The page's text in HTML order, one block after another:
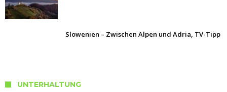
Slowenien – Zwischen Alpen und Adria, TV-Tipp
UNTERHALTUNG